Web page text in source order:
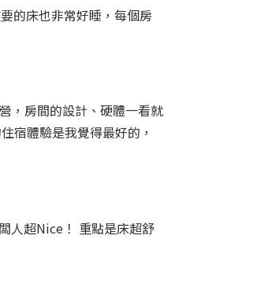
的床也非常好睡，每個房
，房間的設計、硬體一看就
宿體驗是我覺得最好的，
人超Nice！ 重點是床超舒